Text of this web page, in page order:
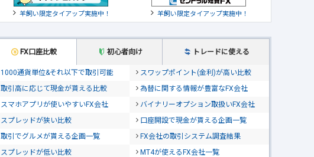
羊飼い限定タイアップ実施中！ 羊飼い限定タイアップ実施中！
FX口座比較 初心者向け トレードに使える
1000通貨単位&それ以下で取引可能
スワップポイント(金利)が高い比較
取引高に応じて現金が貰える比較
為替に関する情報が豊富なFX会社
スマホアプリが使いやすいFX会社
バイナリーオプション取扱いFX会社
スプレッドが狭い比較
口座開設で現金が貰える企画一覧
取引でグルメが貰える企画一覧
FX会社の取引システム調査結果
スプレッドが低い比較
MT4が使えるFX会社一覧